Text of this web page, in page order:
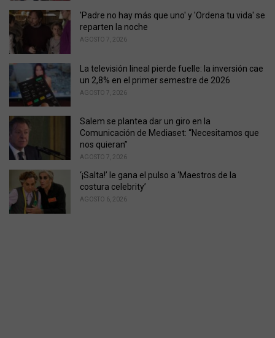
:
'Padre no hay más que uno' y 'Ordena tu vida' se
reparten la noche
AGOSTO 7, 2026
La televisión lineal pierde fuelle: la inversión cae
un 2,8% en el primer semestre de 2026
AGOSTO 7, 2026
Salem se plantea dar un giro en la
Comunicación de Mediaset: “Necesitamos que
nos quieran”
AGOSTO 7, 2026
‘¡Salta!’ le gana el pulso a ‘Maestros de la
costura celebrity’
AGOSTO 6, 2026